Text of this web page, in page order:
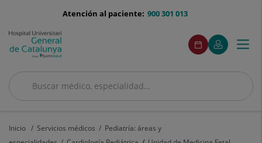
menu-
900 301 013
Atención al paciente:
Buscar
Buscar
menuAcceso
Pedir
cita
Este
enlace
se
en
Mi
Quirónsalud
Este
enlace
se
en
ventana
Menú
Inicio Servicios médicos
Pediatría: áreas y